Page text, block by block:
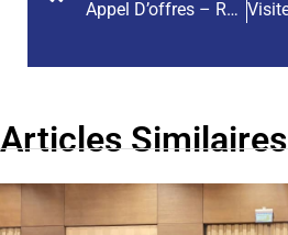
Appel D’offres – Recrutement D’un Consultant En Vue D’élaborer Du Business Plan Du Nouveau Centre Du Secteur Privé
Articles Similaires